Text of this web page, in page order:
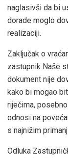
naglasivši da bi
dorade moglo
realizaciji.
Zaključak o
zastupnik Naše
dokument nije
kako bi mogao
riječima,
odnosi na
s najnižim
Odluka